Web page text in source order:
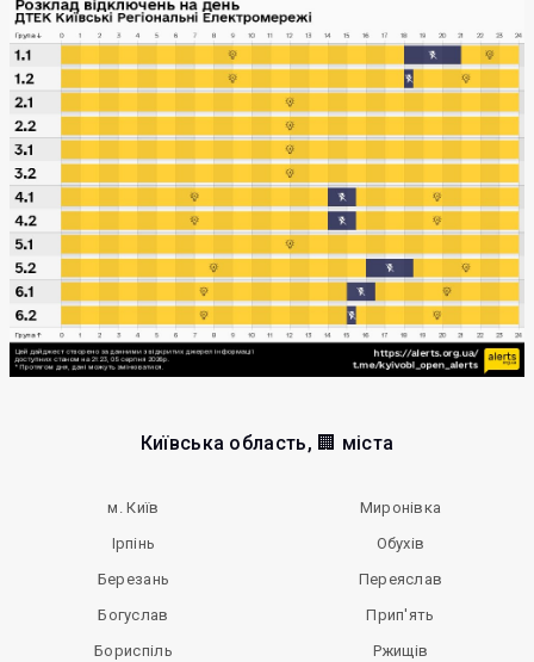
Київська область, 🏢 міста
м. Київ
Ірпінь
Березань
Богуслав
Бориспіль
Миронівка
Обухів
Переяслав
Прип'ять
Ржищів